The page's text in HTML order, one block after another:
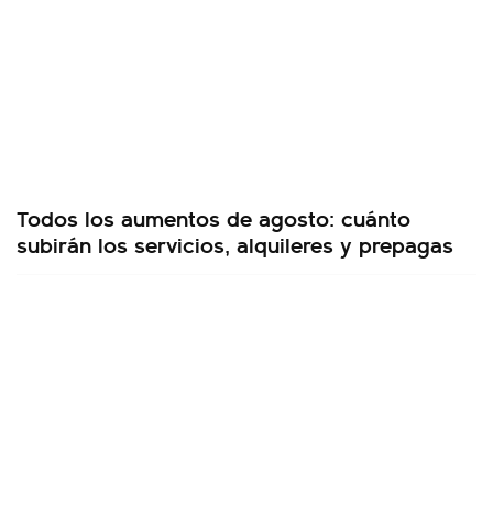
Todos los aumentos de agosto: cuánto
subirán los servicios, alquileres y prepagas